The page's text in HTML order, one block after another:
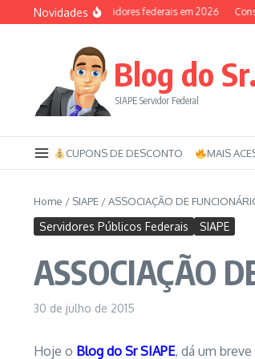
Ir para o conteúdo
Novidades
saúde dos servidores federais em 2026
Blog do
SIAPE Servidor Federal
CUPONS DE DESCONTO MAIS
Home / SIAPE /ASSOCIAÇÃO DE
Servidores Públicos Federais SIAPE
ASSOCIAÇÃO
30 de julho de 2015
Hoje o Blog do Sr SIAPE, dá um